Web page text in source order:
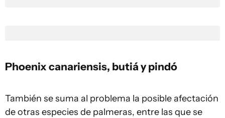
Phoenix canariensis, butiá y pindó
También se suma al problema la posible afectación
de otras especies de palmeras, entre las que se